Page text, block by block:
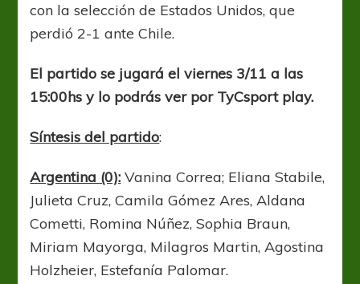
con la selección de Estados Unidos, que
perdió 2-1 ante Chile.
El partido se jugará el viernes 3/11 a las
15:00hs y lo podrás ver por TyCsport play.
Síntesis del partido:
Argentina (0): Vanina Correa; Eliana Stabile,
Julieta Cruz, Camila Gómez Ares, Aldana
Cometti, Romina Núñez, Sophia Braun,
Miriam Mayorga, Milagros Martin, Agostina
Holzheier, Estefanía Palomar.